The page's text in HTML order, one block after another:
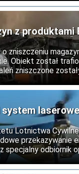
rozwijać
(AR) i transmisji
z produktami
zniszczeniu
Obiekt został
zniszczone
Lotnictwa
przekazywanie
specjalny odbiornik
Rozwiązanie